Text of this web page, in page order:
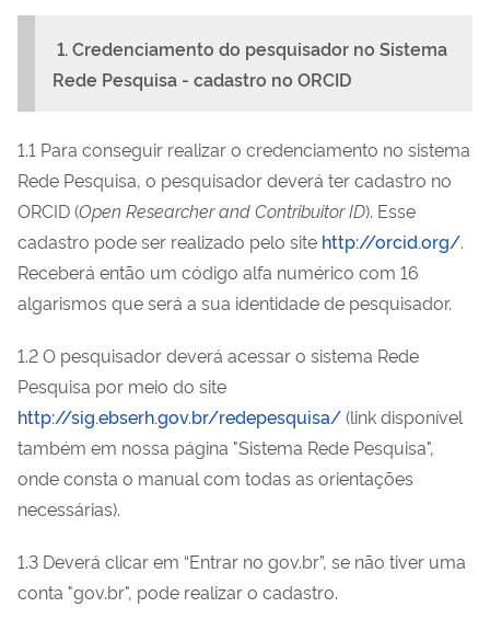
1. Credenciamento do pesquisador no Sistema
Rede Pesquisa - cadastro no ORCID
1.1 Para conseguir realizar o credenciamento no sistema
Rede Pesquisa, o pesquisador deverá ter cadastro no
ORCID (Open Researcher and Contribuitor ID). Esse
cadastro pode ser realizado pelo site http://orcid.org/.
Receberá então um código alfa numérico com 16
algarismos que será a sua identidade de pesquisador.
1.2 O pesquisador deverá acessar o sistema Rede
Pesquisa por meio do site
http://sig.ebserh.gov.br/redepesquisa/(link disponível
também em nossa página "Sistema Rede Pesquisa",
onde consta o manual com todas as orientações
necessárias).
1.3 Deverá clicar em “Entrar no gov.br”, se não tiver uma
conta "gov.br", pode realizar o cadastro.